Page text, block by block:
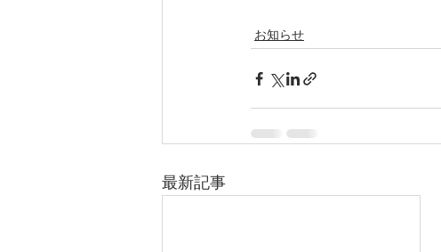
お知らせ
最新記事